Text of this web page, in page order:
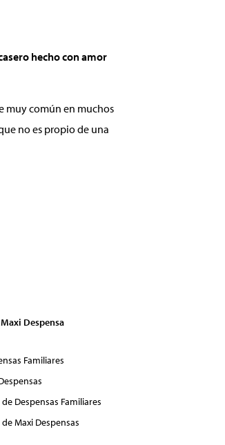
hecho con amor
muy común en muchos
no es propio de una
Despensa
Familiares
Despensas Familiares
Maxi Despensas